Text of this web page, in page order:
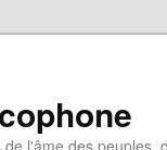
l'âme des peuples,